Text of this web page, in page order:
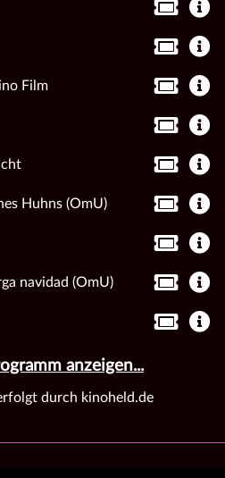
Film
Huhns (OmU)
navidad (OmU)
anzeigen...
durch kinoheld.de